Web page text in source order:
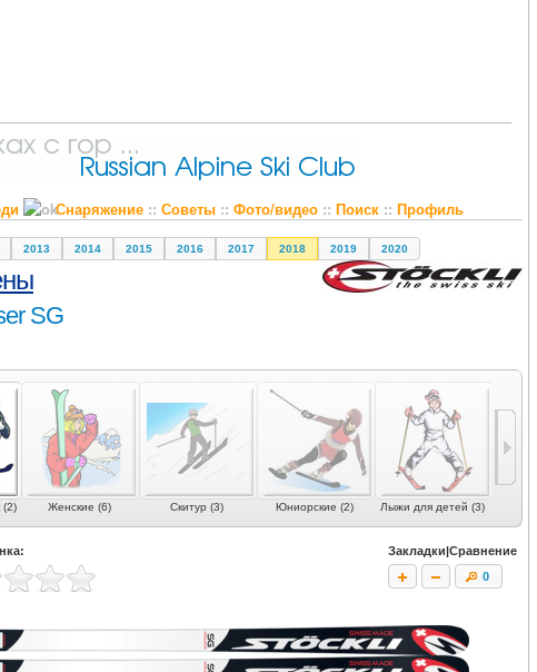
Снаряжение:: Советы:: Фото/видео:: Поиск:: Профиль
2013 2014 2015 2016 2017 2018 2019 2020
SG
(2) Женские (6) Скитур (3) Юниорские (2) Лыжи для детей (3)
Закладки|Сравнение
0